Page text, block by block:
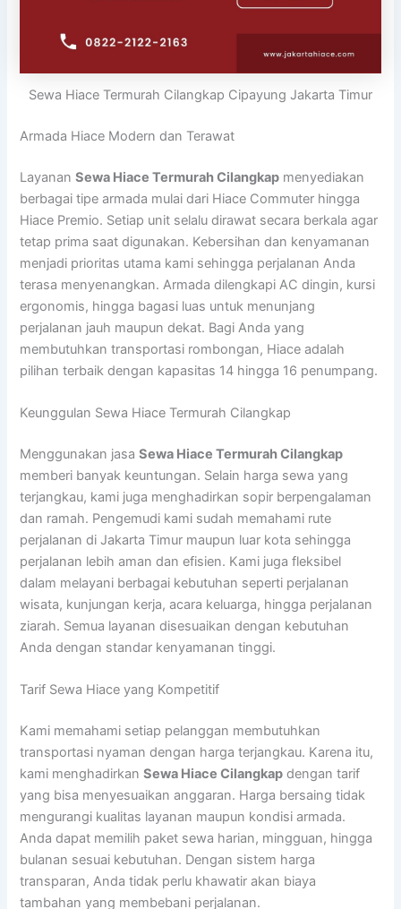
Sewa Hiace Termurah Cilangkap Cipayung Jakarta Timur
Armada Hiace Modern dan Terawat
LayananSewa Hiace Termurah Cilangkap menyediakan
berbagai tipe armada mulai dari Hiace Commuter hingga
Hiace Premio. Setiap unit selalu dirawat secara berkala agar
tetap prima saat digunakan. Kebersihan dan kenyamanan
menjadi prioritas utama kami sehingga perjalanan Anda
terasa menyenangkan. Armada dilengkapi AC dingin, kursi
ergonomis, hingga bagasi luas untuk menunjang
perjalanan jauh maupun dekat. Bagi Anda yang
membutuhkan transportasi rombongan, Hiace adalah
pilihan terbaik dengan kapasitas 14 hingga 16 penumpang.
Keunggulan Sewa Hiace Termurah Cilangkap
Menggunakan jasaSewa Hiace Termurah Cilangkap
memberi banyak keuntungan. Selain harga sewa yang
terjangkau, kami juga menghadirkan sopir berpengalaman
dan ramah. Pengemudi kami sudah memahami rute
perjalanan di Jakarta Timur maupun luar kota sehingga
perjalanan lebih aman dan efisien. Kami juga fleksibel
dalam melayani berbagai kebutuhan seperti perjalanan
wisata, kunjungan kerja, acara keluarga, hingga perjalanan
ziarah. Semua layanan disesuaikan dengan kebutuhan
Anda dengan standar kenyamanan tinggi.
Tarif Sewa Hiace yang Kompetitif
Kami memahami setiap pelanggan membutuhkan
transportasi nyaman dengan harga terjangkau. Karena itu,
kami menghadirkanSewa Hiace Cilangkap dengan tarif
yang bisa menyesuaikan anggaran. Harga bersaing tidak
mengurangi kualitas layanan maupun kondisi armada.
Anda dapat memilih paket sewa harian, mingguan, hingga
bulanan sesuai kebutuhan. Dengan sistem harga
transparan, Anda tidak perlu khawatir akan biaya
tambahan yang membebani perjalanan.